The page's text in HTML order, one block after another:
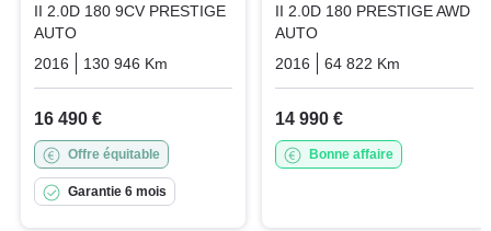
II 2.0D 180 9CV PRESTIGE
AUTO
2016
130 946 Km Diesel
16 490 €
Offre équitable
Garantie 6 mois
II 2.0D 180 PRESTIGE AWD
AUTO
2016
64 822 Km
14 990 €
Bonne affaire